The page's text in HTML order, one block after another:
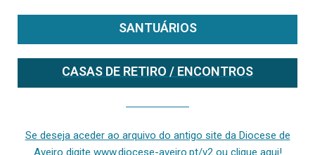
SANTUÁRIOS
CASAS DE RETIRO / ENCONTROS
Se deseja aceder ao arquivo do antigo site da Diocese de
Aveiro digite www.diocese-aveiro.pt/v2 ou clique aqui!